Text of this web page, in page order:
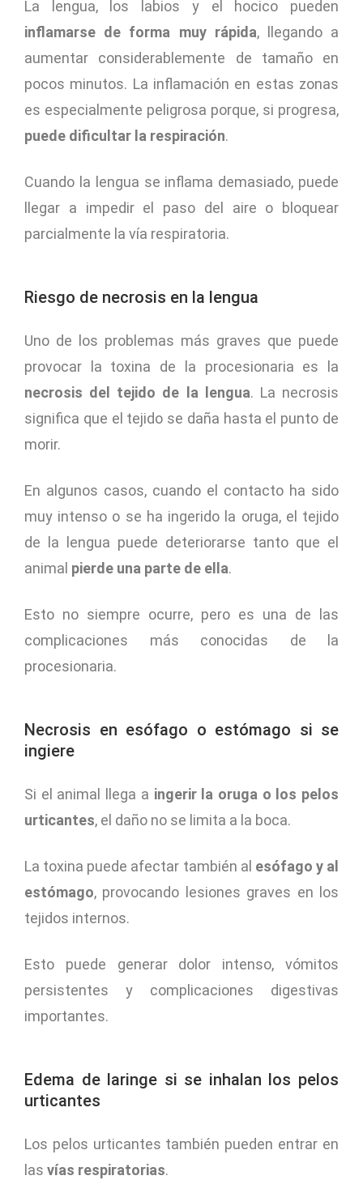
La lengua, los labios y el hocico pueden
inflamarse de forma muy rápida, llegando a
aumentar considerablemente de tamaño en
pocos minutos. La inflamación en estas zonas
es especialmente peligrosa porque, si progresa,
puede dificultar la respiración.
Cuando la lengua se inflama demasiado, puede
llegar a impedir el paso del aire o bloquear
parcialmente la vía respiratoria.
Riesgo de necrosis en la lengua
Uno de los problemas más graves que puede
provocar la toxina de la procesionaria es la
necrosis del tejido de la lengua. La necrosis
significa que el tejido se daña hasta el punto de
morir.
En algunos casos, cuando el contacto ha sido
muy intenso o se ha ingerido la oruga, el tejido
de la lengua puede deteriorarse tanto que el
animal pierde una parte de ella.
Esto no siempre ocurre, pero es una de las
complicaciones más conocidas de la
procesionaria.
Necrosis en esófago o estómago si se
ingiere
Si el animal llega a ingerir la oruga o los pelos
urticantes, el daño no se limita a la boca.
La toxina puede afectar también al esófago y al
estómago, provocando lesiones graves en los
tejidos internos.
Esto puede generar dolor intenso, vómitos
persistentes y complicaciones digestivas
importantes.
Edema de laringe si se inhalan los pelos
urticantes
Los pelos urticantes también pueden entrar en
las vías respiratorias.